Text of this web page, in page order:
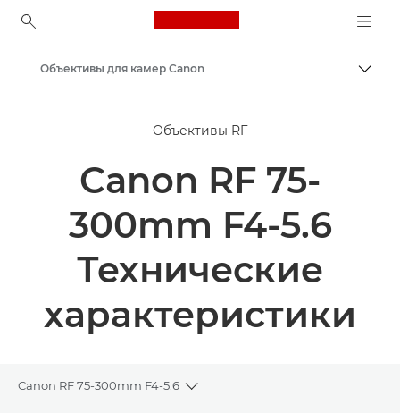
Canon Logo, back to
Объективы для камер Canon
Объективы RF
Canon RF 75-
300mm F4-5.6
Технические
характеристики
Canon RF 75-300mm F4-5.6
Toggle breadcrumbs